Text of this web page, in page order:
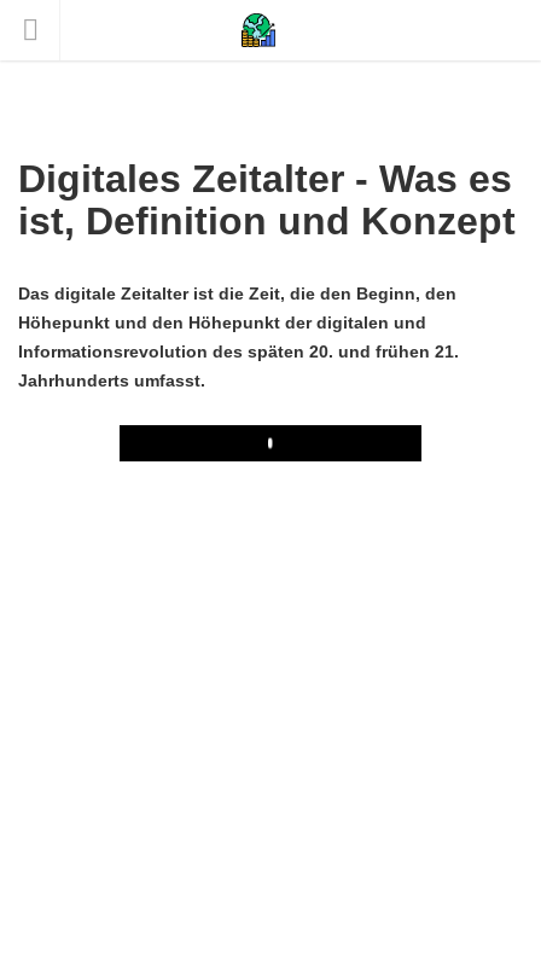
Digitales Zeitalter - Was es
ist, Definition und Konzept
Das digitale Zeitalter ist die Zeit, die den Beginn, den
Höhepunkt und den Höhepunkt der digitalen und
Informationsrevolution des späten 20. und frühen 21.
Jahrhunderts umfasst.
Play